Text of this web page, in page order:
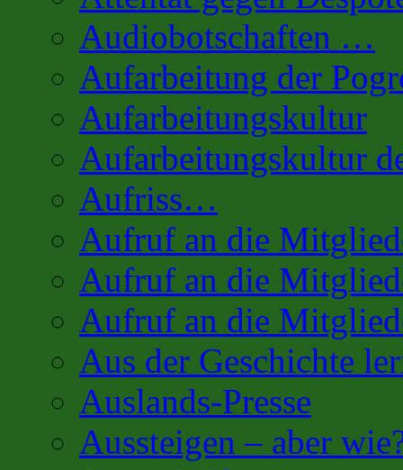
Audiobotschaften …
Aufarbeitung der
Aufarbeitungskultur
Aufarbeitungskultur
Aufriss…
Aufruf an die
Aufruf an die
Aufruf an die
Aus der Geschichte
Auslands-Presse
Aussteigen – aber